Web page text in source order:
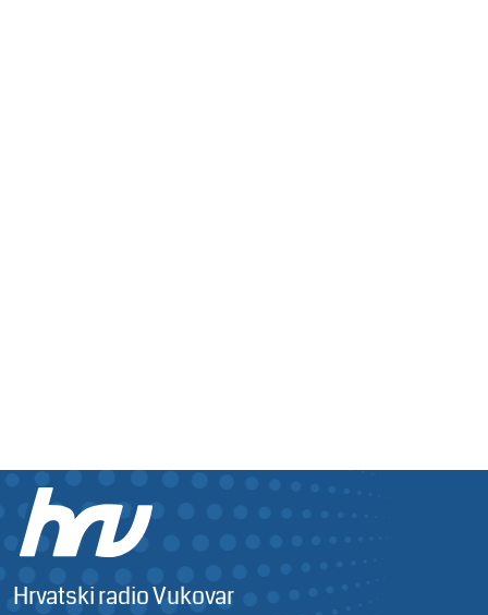
Hrvatski radio Vukovar